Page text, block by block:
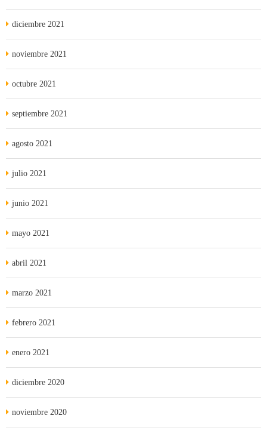
diciembre 2021
noviembre 2021
octubre 2021
septiembre 2021
agosto 2021
julio 2021
junio 2021
mayo 2021
abril 2021
marzo 2021
febrero 2021
enero 2021
diciembre 2020
noviembre 2020